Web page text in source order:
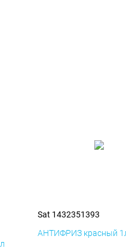
Sat 1432351393
АНТИФРИЗ красный